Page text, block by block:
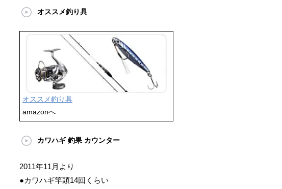
オススメ釣り具
オススメ釣り具
amazonへ
カワハギ 釣果 カウンター
2011年11月より
●カワハギ竿頭14回くらい